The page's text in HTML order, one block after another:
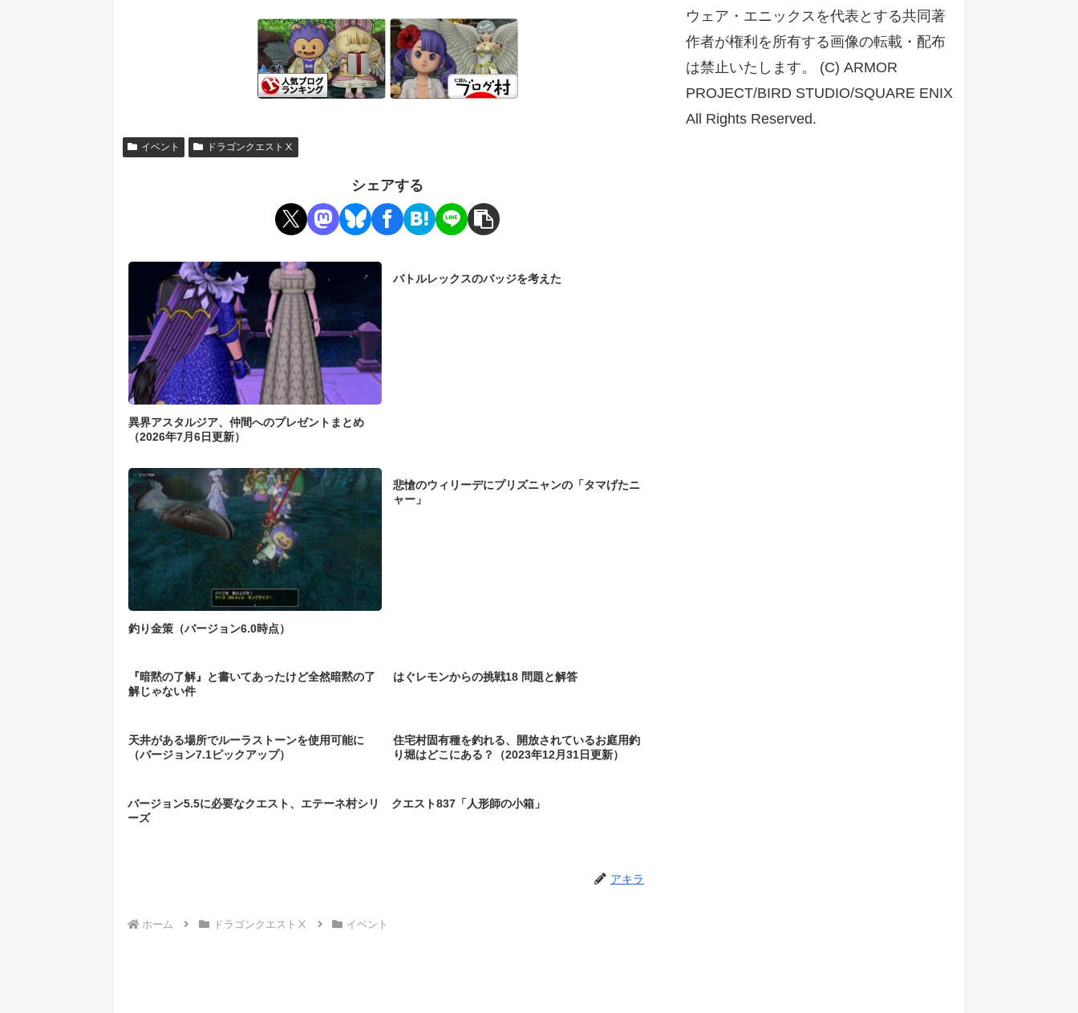
イベント ドラゴンクエストⅩ
シェアする
異界アスタルジア、仲間へのプレゼントまとめ
（2026年7月6日更新）
バトルレックスのバッジを考えた
釣り金策（バージョン6.0時点）
悲愴のウィリーデにプリズニャンの「タマげたニ
ャー」
『暗黙の了解』と書いてあったけど全然暗黙の了
解じゃない件
はぐレモンからの挑戦18 問題と解答
天井がある場所でルーラストーンを使用可能に
（バージョン7.1ピックアップ）
住宅村固有種を釣れる、開放されているお庭用釣
り堀はどこにある？（2023年12月31日更新）
バージョン5.5に必要なクエスト、エテーネ村シリ
ーズ
クエスト837「人形師の小箱」
アキラ
ホーム ドラゴンクエストⅩ イベント
ウェア・エニックスを代表とする共同著
作者が権利を所有する画像の転載・配布
は禁止いたします。 (C) ARMOR
PROJECT/BIRD STUDIO/SQUARE ENIX
All Rights Reserved.